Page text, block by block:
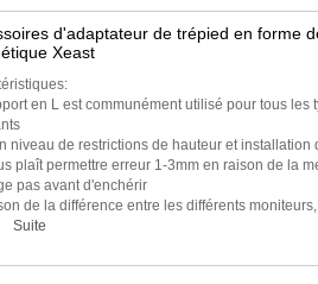
d'adaptateur de trépied en forme
Xeast
en L est communément utilisé pour tous
niveau de restrictions de hauteur et
plaît permettre erreur 1-3mm en raison de la
pas avant d'enchérir
de la différence entre les différents
Suite